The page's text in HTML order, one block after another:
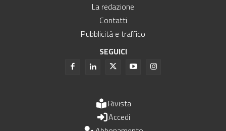
La redazione
Contatti
Pubblicità e traffico
SEGUICI
Rivista
Accedi